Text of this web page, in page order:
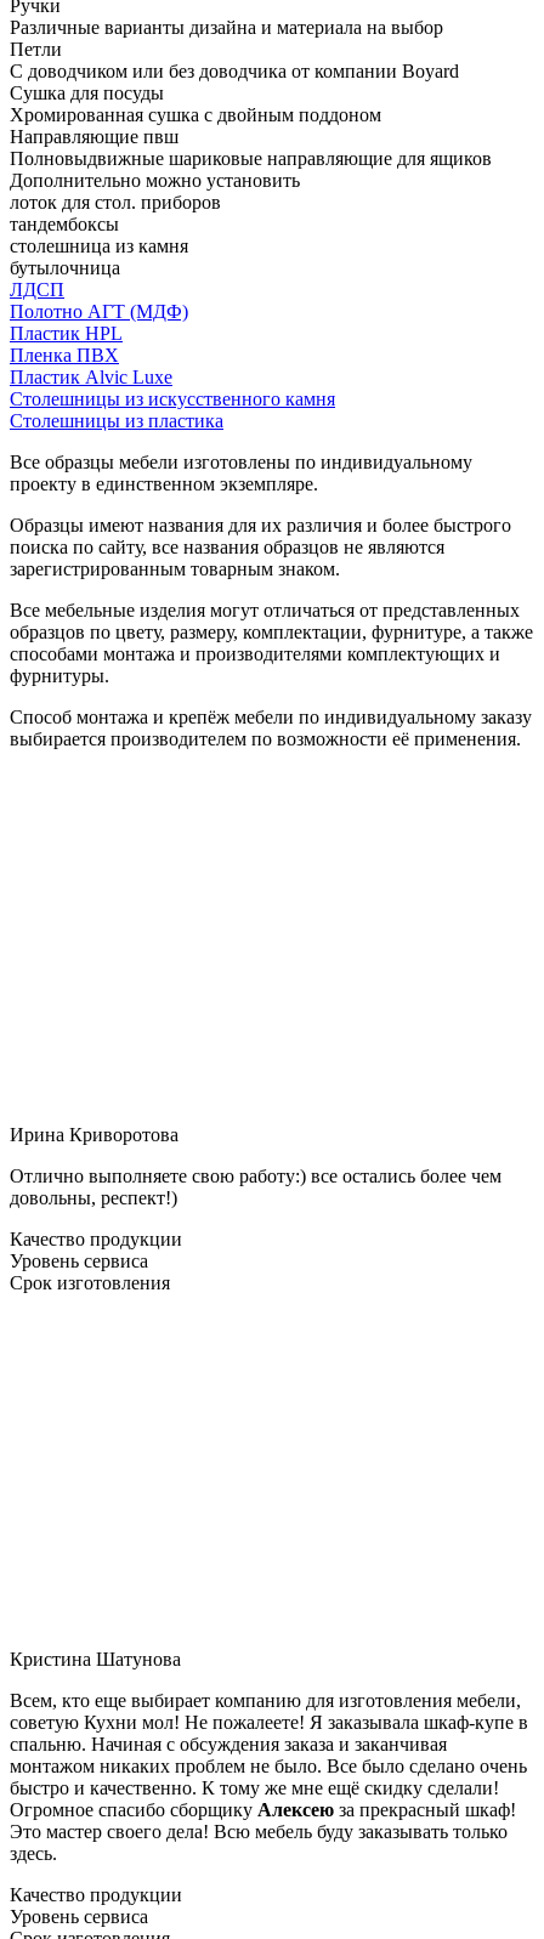
Ручки
Различные варианты дизайна и материала на выбор
Петли
С доводчиком или без доводчика от компании Boyard
Сушка для посуды
Хромированная сушка с двойным поддоном
Направляющие пвш
Полновыдвижные шариковые направляющие для ящиков
Дополнительно можно установить
лоток для стол. приборов
тандембоксы
столешница из камня
бутылочница
ЛДСП
Полотно АГТ (МДФ)
Пластик HPL
Пленка ПВХ
Пластик Alvic Luxe
Столешницы из искусственного камня
Столешницы из пластика
Все образцы мебели изготовлены по индивидуальному
проекту в единственном экземпляре.
Образцы имеют названия для их различия и более быстрого
поиска по сайту, все названия образцов не являются
зарегистрированным товарным знаком.
Все мебельные изделия могут отличаться от представленных
образцов по цвету, размеру, комплектации, фурнитуре, а также
способами монтажа и производителями комплектующих и
фурнитуры.
Способ монтажа и крепёж мебели по индивидуальному заказу
выбирается производителем по возможности её применения.
Ирина Криворотова
Отлично выполняете свою работу:) все остались более чем
довольны, респект!)
Качество продукции
Уровень сервиса
Срок изготовления
Кристина Шатунова
Всем, кто еще выбирает компанию для изготовления мебели,
советую Кухни мол! Не пожалеете! Я заказывала шкаф-купе в
спальню. Начиная с обсуждения заказа и заканчивая
монтажом никаких проблем не было. Все было сделано очень
быстро и качественно. К тому же мне ещё скидку сделали!
Огромное спасибо сборщику Алексею за прекрасный шкаф!
Это мастер своего дела! Всю мебель буду заказывать только
здесь.
Качество продукции
Уровень сервиса